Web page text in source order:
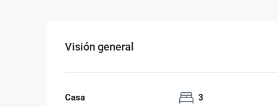
Visión general
Casa
3